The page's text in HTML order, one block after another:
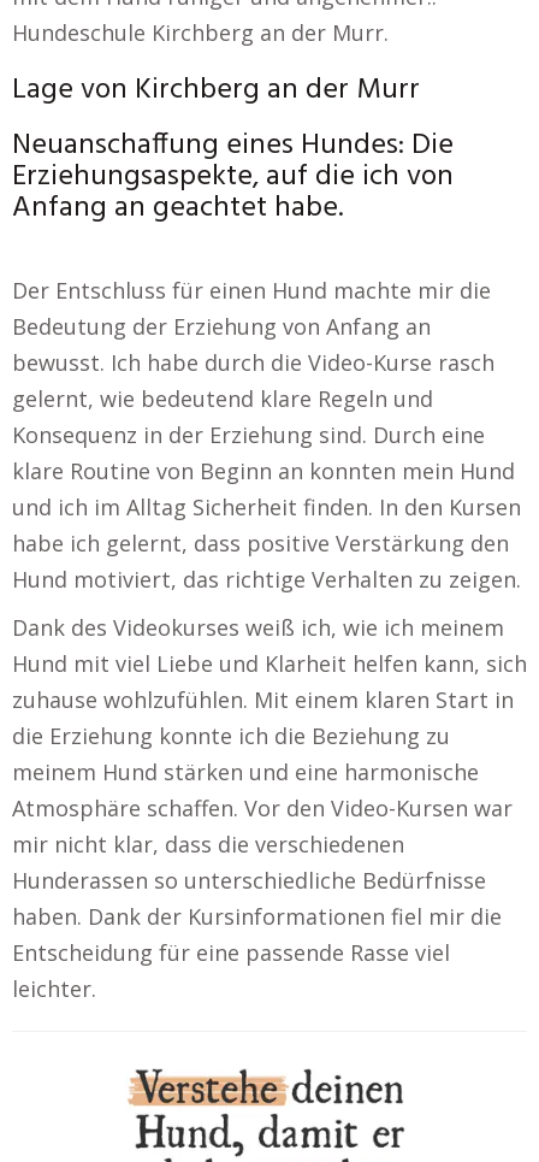
Hundeschule Kirchberg an der Murr.
Lage von Kirchberg an der Murr
Neuanschaffung eines Hundes: Die
Erziehungsaspekte, auf die ich von
Anfang an geachtet habe.
Der Entschluss für einen Hund machte mir die
Bedeutung der Erziehung von Anfang an
bewusst. Ich habe durch die Video-Kurse rasch
gelernt, wie bedeutend klare Regeln und
Konsequenz in der Erziehung sind. Durch eine
klare Routine von Beginn an konnten mein Hund
und ich im Alltag Sicherheit finden. In den Kursen
habe ich gelernt, dass positive Verstärkung den
Hund motiviert, das richtige Verhalten zu zeigen.
Dank des Videokurses weiß ich, wie ich meinem
Hund mit viel Liebe und Klarheit helfen kann, sich
zuhause wohlzufühlen. Mit einem klaren Start in
die Erziehung konnte ich die Beziehung zu
meinem Hund stärken und eine harmonische
Atmosphäre schaffen. Vor den Video-Kursen war
mir nicht klar, dass die verschiedenen
Hunderassen so unterschiedliche Bedürfnisse
haben. Dank der Kursinformationen fiel mir die
Entscheidung für eine passende Rasse viel
leichter.